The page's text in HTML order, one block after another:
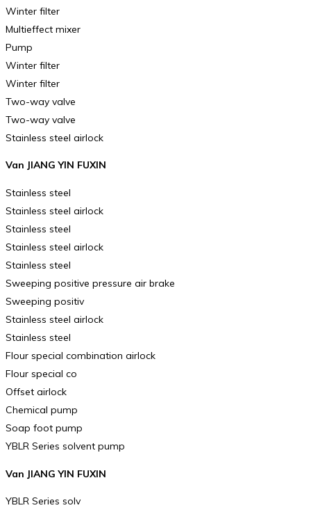
Winter filter
Multieffect mixer
Pump
Winter filter
Winter filter
Two-way valve
Two-way valve
Stainless steel airlock
Van JIANG YIN FUXIN
Stainless steel
Stainless steel airlock
Stainless steel
Stainless steel airlock
Stainless steel
Sweeping positive pressure air brake
Sweeping positiv
Stainless steel airlock
Stainless steel
Flour special combination airlock
Flour special co
Offset airlock
Chemical pump
Soap foot pump
YBLR Series solvent pump
Van JIANG YIN FUXIN
YBLR Series solv